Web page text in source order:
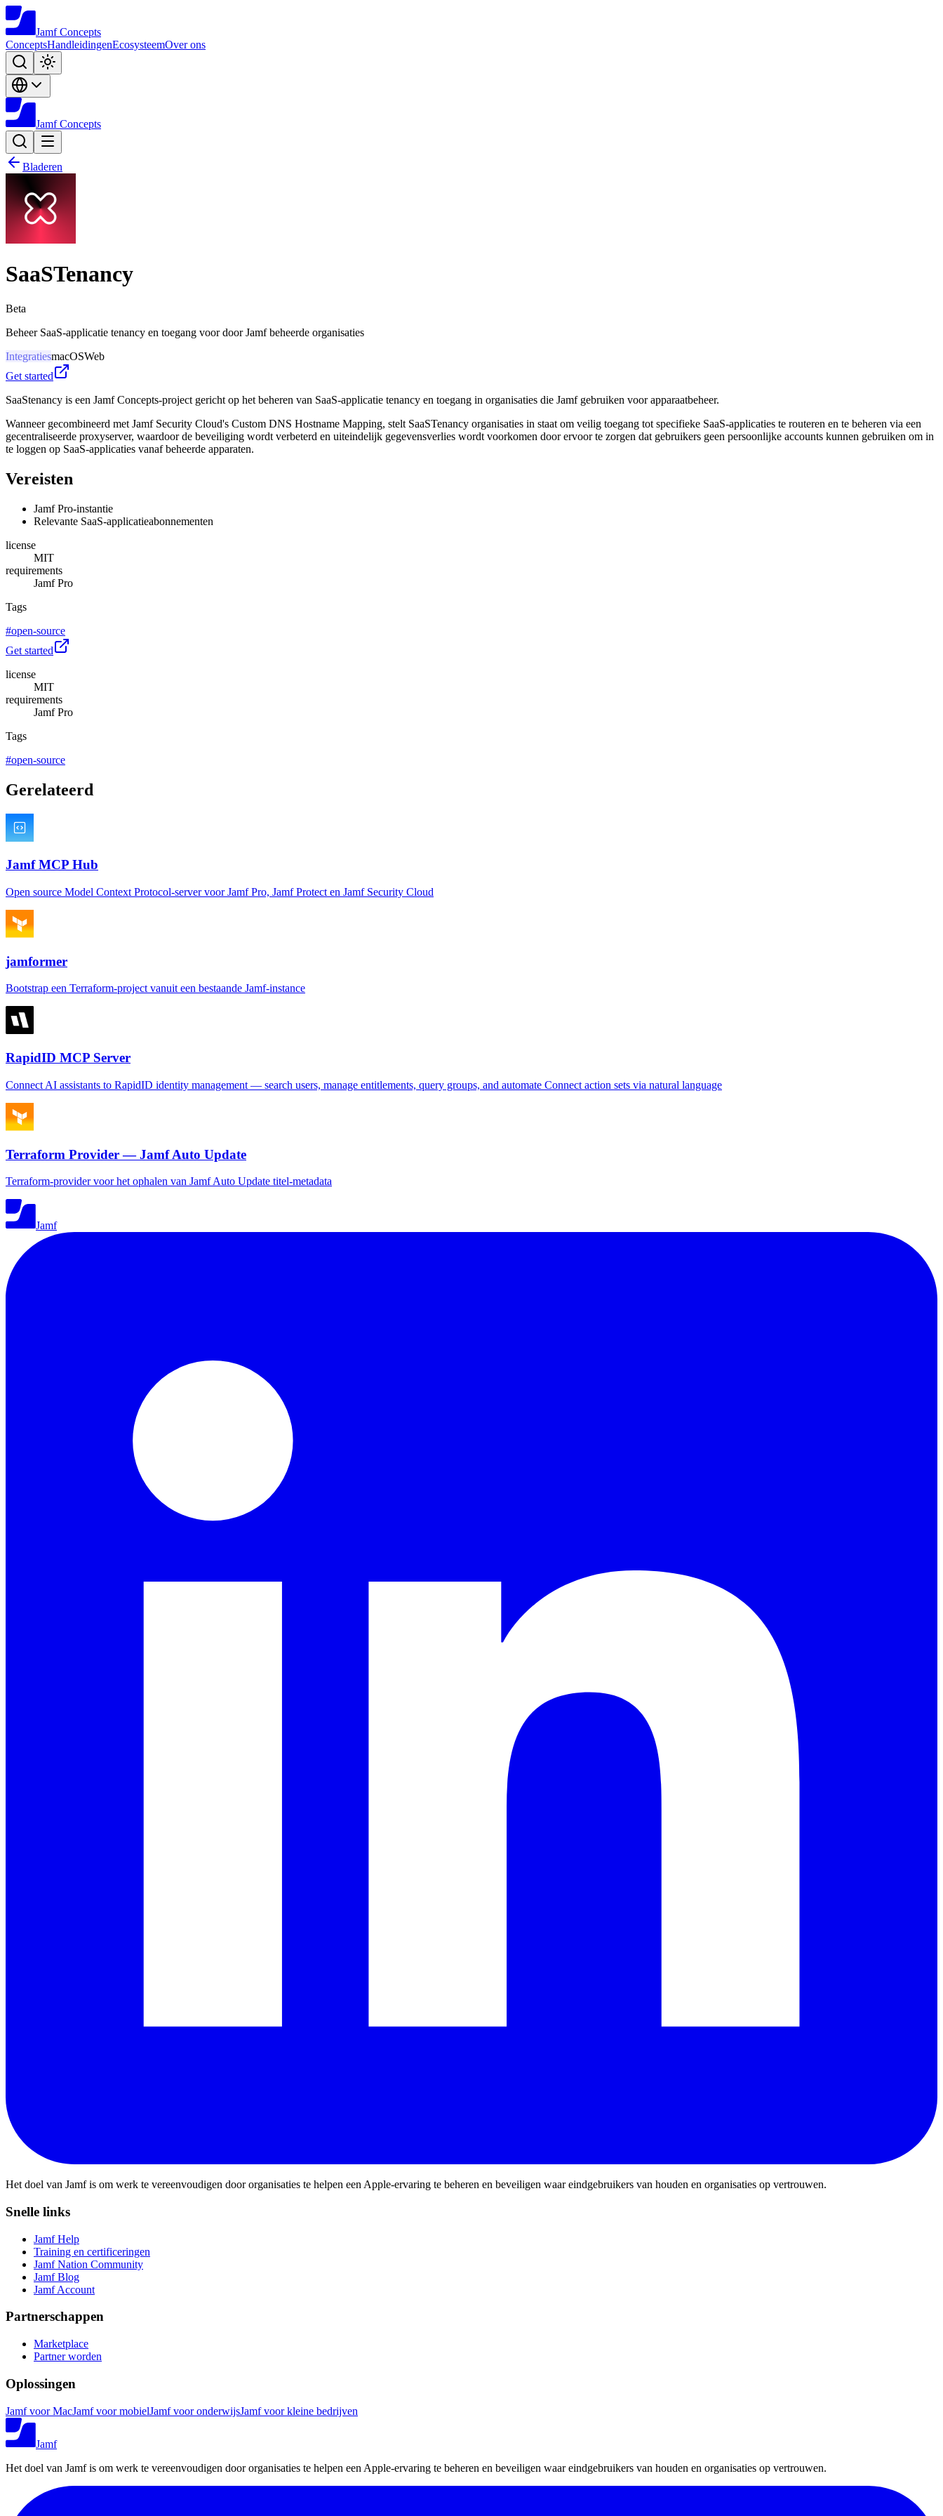
Jamf Concepts
ConceptsHandleidingenEcosysteemOver ons
Jamf Concepts
Bladeren
SaaSTenancy
Beta
Beheer SaaS-applicatie tenancy en toegang voor door Jamf beheerde organisaties
IntegratiesmacOSWeb
Get started
SaaStenancy is een Jamf Concepts-project gericht op het beheren van SaaS-applicatie tenancy en toegang in organisaties die Jamf gebruiken voor apparaatbeheer.
Wanneer gecombineerd met Jamf Security Cloud's Custom DNS Hostname Mapping, stelt SaaSTenancy organisaties in staat om veilig toegang tot specifieke SaaS-applicaties te routeren en te beheren via een
gecentraliseerde proxyserver, waardoor de beveiliging wordt verbeterd en uiteindelijk gegevensverlies wordt voorkomen door ervoor te zorgen dat gebruikers geen persoonlijke accounts kunnen gebruiken om in
te loggen op SaaS-applicaties vanaf beheerde apparaten.
Vereisten
Jamf Pro-instantie
Relevante SaaS-applicatieabonnementen
license
MIT
requirements
Jamf Pro
Tags
#open-source
Get started
license
MIT
requirements
Jamf Pro
Tags
#open-source
Gerelateerd
Jamf MCP Hub
Open source Model Context Protocol-server voor Jamf Pro, Jamf Protect en Jamf Security Cloud
jamformer
Bootstrap een Terraform-project vanuit een bestaande Jamf-instance
RapidID MCP Server
Connect AI assistants to RapidID identity management — search users, manage entitlements, query groups, and automate Connect action sets via natural language
Terraform Provider — Jamf Auto Update
Terraform-provider voor het ophalen van Jamf Auto Update titel-metadata
Jamf
Het doel van Jamf is om werk te vereenvoudigen door organisaties te helpen een Apple-ervaring te beheren en beveiligen waar eindgebruikers van houden en organisaties op vertrouwen.
Snelle links
Jamf Help
Training en certificeringen
Jamf Nation Community
Jamf Blog
Jamf Account
Partnerschappen
Marketplace
Partner worden
Oplossingen
Jamf voor MacJamf voor mobielJamf voor onderwijsJamf voor kleine bedrijven
Jamf
Het doel van Jamf is om werk te vereenvoudigen door organisaties te helpen een Apple-ervaring te beheren en beveiligen waar eindgebruikers van houden en organisaties op vertrouwen.